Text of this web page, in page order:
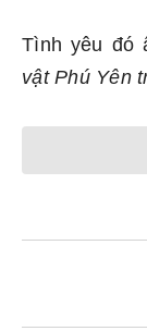
Tình yêu đó
vật Phú Yên